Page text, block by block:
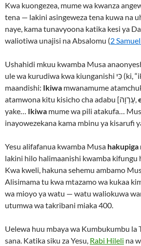
Kwa kuongezea, mume wa kwanza
tena — lakini asingeweza tena kuwa na
naye, kama tunavyoona katika kesi ya
waliotiwa unajisi na Absalomu (2
Ushahidi mkuu kwamba Musa
ule wa kurudiwa kwa kiunganishi כִּי (ki, “ikiwa”) katika
maandishi: Ikiwa mwanamume
atamwona kitu kisicho cha adabu [עֶרְוָה,
yake… Ikiwa mume wa pili atakufa…
inayowezekana kama mbinu ya kisarufi
Yesu alifafanua kwamba Musa
lakini hilo halimaanishi kwamba kifungu
Kwa kweli, hakuna sehemu ambamo
Alisimama tu kwa mtazamo wa kukaa
wa mioyo ya watu — watu waliokuwa
utumwa wa takribani miaka 400.
Uelewa huu mbaya wa Kumbukumbu la
sana. Katika siku za Yesu, Rabi Hileli na